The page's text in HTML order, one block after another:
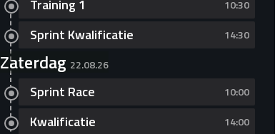
Training 1 10:30
Sprint Kwalificatie 14:30
Zaterdag 22.08.26
Sprint Race 10:00
Kwalificatie 14:00